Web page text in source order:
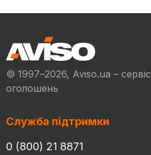
© 1997–2026, Aviso.ua – сервіс
оголошень
Служба підтримки
0 (800) 21 8871